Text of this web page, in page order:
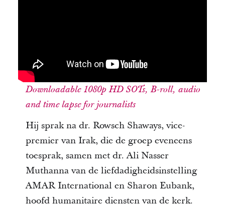
Downloadable 1080p HD SOTs, B-roll, audio
and time lapse for journalists
Hij sprak na dr. Rowsch Shaways, vice-
premier van Irak, die de groep eveneens
toesprak, samen met dr. Ali Nasser
Muthanna van de liefdadigheidsinstelling
AMAR International en Sharon Eubank,
hoofd humanitaire diensten van de kerk.